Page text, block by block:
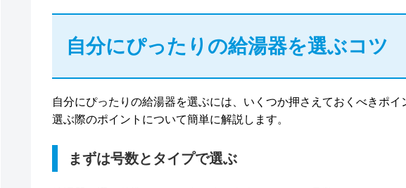
自分にぴったりの給湯器を選ぶコツ
自分にぴったりの給湯器を選ぶには、いくつか押さえておくべきポ
選ぶ際のポイントについて簡単に解説します。
まずは号数とタイプで選ぶ